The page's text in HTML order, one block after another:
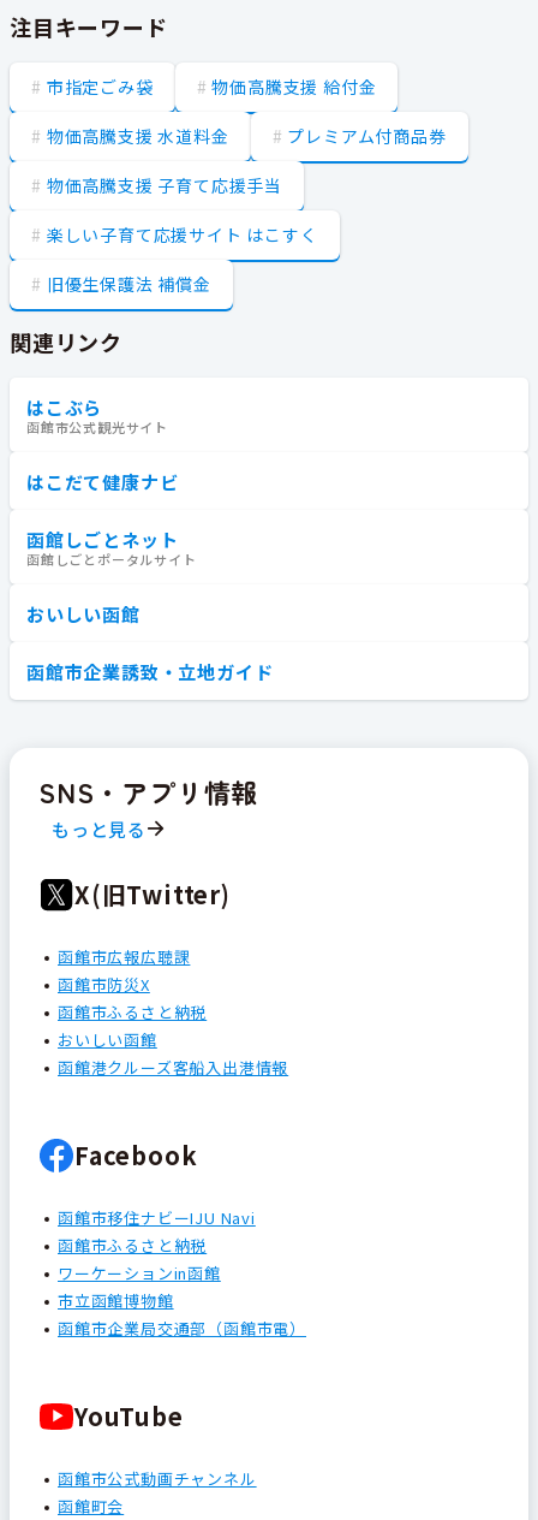
注目キーワード
市指定ごみ袋 物価高騰支援 給付金
物価高騰支援 水道料金 プレミアム付商品券
物価高騰支援 子育て応援手当
楽しい子育て応援サイト はこすく
旧優生保護法 補償金
関連リンク
はこぶら
函館市公式観光サイト
はこだて健康ナビ
函館しごとネット
函館しごとポータルサイト
おいしい函館
函館市企業誘致・立地ガイド
SNS・アプリ情報
もっと見る
X(旧Twitter)
函館市広報広聴課
函館市防災X
函館市ふるさと納税
おいしい函館
函館港クルーズ客船入出港情報
Facebook
函館市移住ナビーIJU Navi
函館市ふるさと納税
ワーケーションin函館
市立函館博物館
函館市企業局交通部（函館市電）
YouTube
函館市公式動画チャンネル
函館町会